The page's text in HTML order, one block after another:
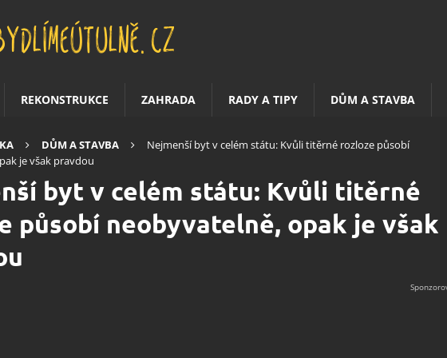
REKONSTRUKCE ZAHRADA RADY A TIPY DŮM A STAVBA
DŮM A STAVBA
Nejmenší byt v celém státu: Kvůli titěrné rozloze působí
je však pravdou
byt v celém státu: Kvůli titěrné
působí neobyvatelně, opak je však